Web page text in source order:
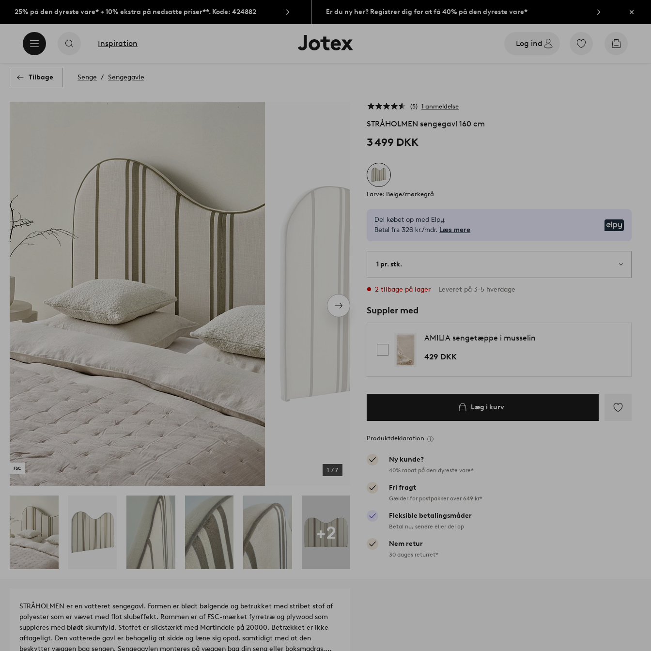
25% på den dyreste vare* + 10% ekstra på nedsatte priser**. Kode: 424882 Er du ny her? Registrer dig for at få 40% på den dyreste vare* Luk
Inspiration
Jotex
logo
Log ind
Gå
Gå
Tilbage Senge Sengegavle
Næste
produkt
1 / 7
5 1 anmeldelse
STRÅHOLMEN sengegavl 160 cm
3 499 DKK
Farve: Beige/mørkegrå
Del købet op med Elpy.
Betal fra 326 kr./mdr. Læs mere
1 pr. stk.
2 tilbage på lager Leveret på 3-5 hverdage
Suppler med
AMILIA sengetæppe i musselin
429 DKK
Læg i kurv
Produktdeklaration
Ny kunde?
40% rabat på den dyreste vare*
Fri fragt
Gælder for postpakker over 649 kr*
Fleksible betalingsmåder
Betal nu, senere eller del op
Nem retur
30 dages returret*
+2
STRÅHOLMEN er en vatteret sengegavl. Formen er blødt bølgende og betrukket med stribet stof af
polyester som er vævet med flot slubeffekt. Rammen er af FSC-mærket fyrretræ og plywood som
suppleres med blødt skumfyld. Stoffet er slidstærkt med Martindale på 20000. Betrækket er ikke
aftageligt. Den vatterede gavl er behagelig at sidde og læne sig opad, samtidigt med at den
beskytter væggen bag sengen. Sengegavlen monteres på væggen bag din seng eller boksmadras.